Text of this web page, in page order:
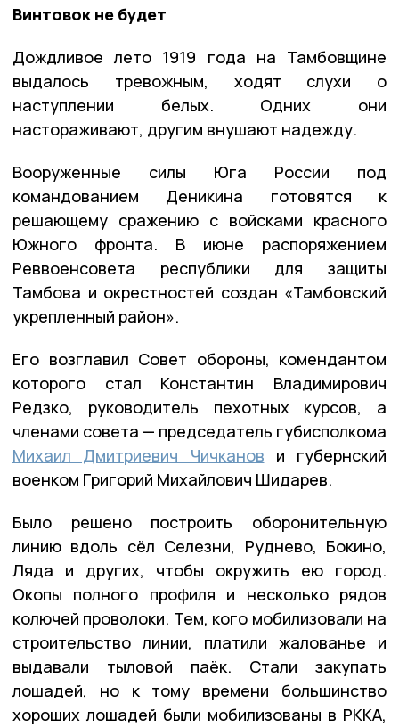
Винтовок не будет
Дождливое лето 1919 года на Тамбовщине
выдалось тревожным, ходят слухи о
наступлении белых. Одних они
настораживают, другим внушают надежду.
Вооруженные силы Юга России под
командованием Деникина готовятся к
решающему сражению с войсками красного
Южного фронта. В июне распоряжением
Реввоенсовета республики для защиты
Тамбова и окрестностей создан «Тамбовский
укрепленный район».
Его возглавил Совет обороны, комендантом
которого стал Константин Владимирович
Редзко, руководитель пехотных курсов, а
членами совета — председатель губисполкома
Михаил Дмитриевич Чичканов и губернский
военком Григорий Михайлович Шидарев.
Было решено построить оборонительную
линию вдоль сёл Селезни, Руднево, Бокино,
Ляда и других, чтобы окружить ею город.
Окопы полного профиля и несколько рядов
колючей проволоки. Тем, кого мобилизовали на
строительство линии, платили жалованье и
выдавали тыловой паёк. Стали закупать
лошадей, но к тому времени большинство
хороших лошадей были мобилизованы в РККА,